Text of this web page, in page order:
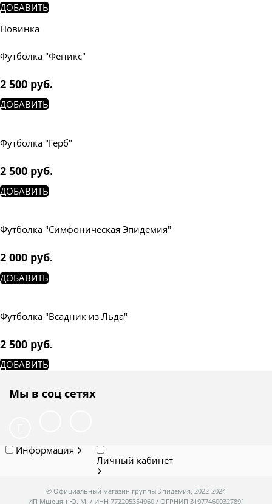
ДОБАВИТЬ
Новинка
Футболка "Феникс"
2 500 руб.
ДОБАВИТЬ
Футболка "Герб"
2 500 руб.
ДОБАВИТЬ
Футболка "Симфоническая Эпидемия"
2 000 руб.
ДОБАВИТЬ
Футболка "Всадник из Льда"
2 500 руб.
ДОБАВИТЬ
Мы в соц сетях
Информация
Личный кабинет
© Официальный магазин группы Эпидемия, 2022-2024
ИП Мшецян Ю. М. / ИНН 772205354960 / ОГРНИП 319774600327891